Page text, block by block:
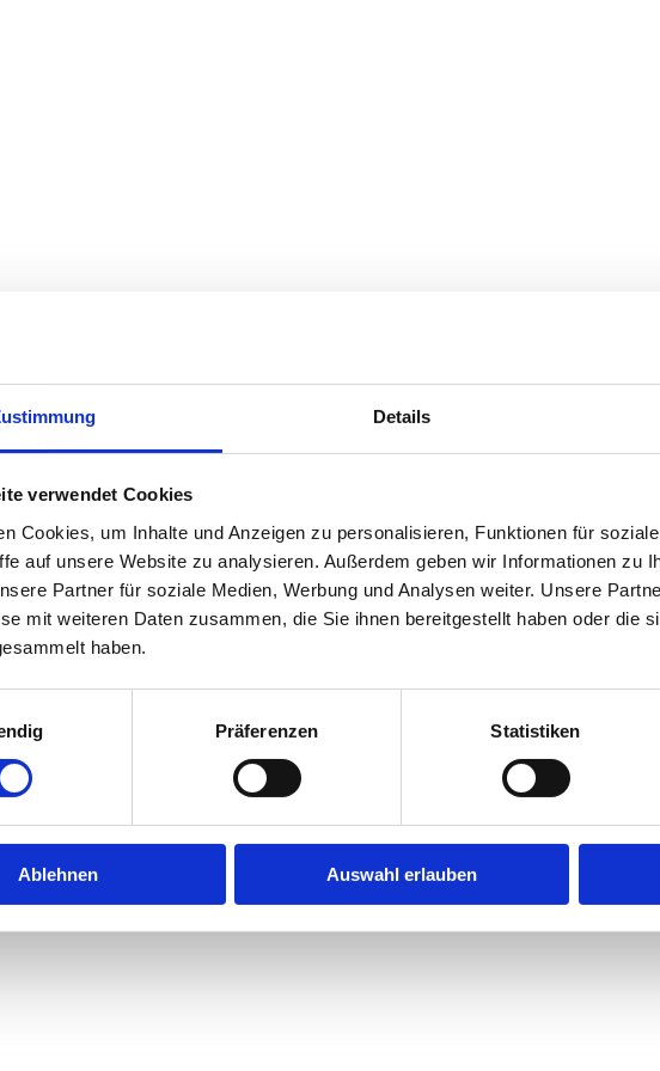
Details
verwendet Cookies
Cookies, um Inhalte und Anzeigen zu personalisieren, Funktionen für
auf unsere Website zu analysieren. Außerdem geben wir Informationen zu
Partner für soziale Medien, Werbung und Analysen weiter. Unsere
mit weiteren Daten zusammen, die Sie ihnen bereitgestellt haben oder die
haben.
Präferenzen Statistiken
Ablehnen Auswahl erlauben
aclient-side exception has occurred while loadingjobninja.com(see the